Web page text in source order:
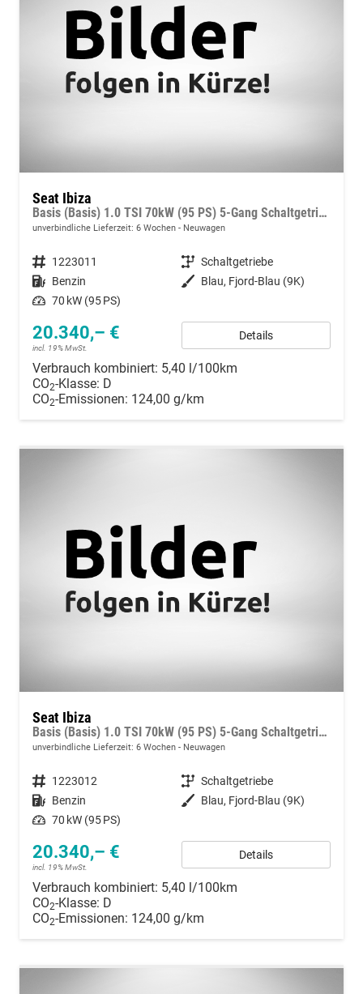
Seat Ibiza
Basis (Basis) 1.0 TSI 70kW (95 PS) 5-Gang Schaltgetriebe
unverbindliche Lieferzeit: 6 Wochen Neuwagen
Fahrzeugnummer 1223011 Getriebe Schaltgetriebe
Kraftstoff Benzin Außenfarbe Blau, Fjord-Blau (9K)
Leistung 70 kW (95 PS)
20.340,– €
incl. 19% MwSt.
Details
Verbrauch kombiniert: 5,40 l/100km
CO2-Klasse: D
CO2-Emissionen: 124,00 g/km
Seat Ibiza
Basis (Basis) 1.0 TSI 70kW (95 PS) 5-Gang Schaltgetriebe
unverbindliche Lieferzeit: 6 Wochen Neuwagen
Fahrzeugnummer 1223012 Getriebe Schaltgetriebe
Kraftstoff Benzin Außenfarbe Blau, Fjord-Blau (9K)
Leistung 70 kW (95 PS)
20.340,– €
incl. 19% MwSt.
Details
Verbrauch kombiniert: 5,40 l/100km
CO2-Klasse: D
CO2-Emissionen: 124,00 g/km